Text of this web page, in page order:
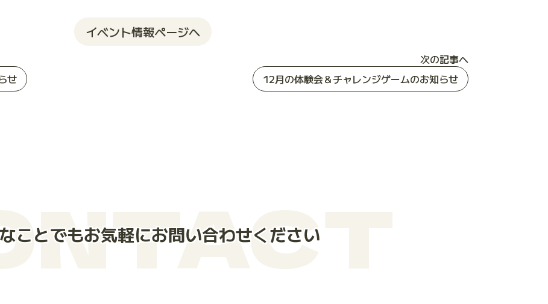
イベント情報ページへ
せ
次の記事へ
12月の体験会＆チャレンジゲームのお知らせ
ことでもお気軽にお問い合わせください